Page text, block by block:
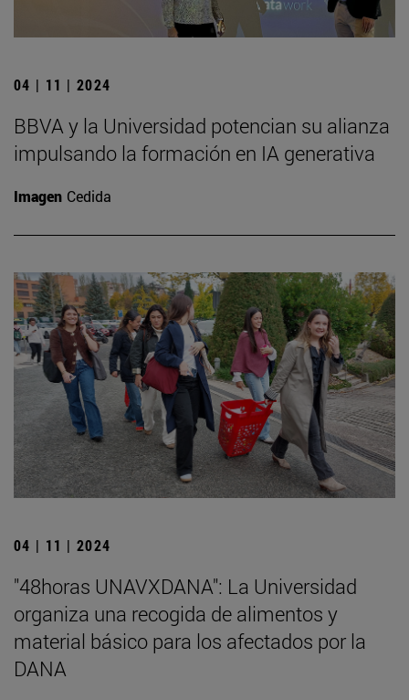
04 | 11 | 2024
BBVA y la Universidad potencian su alianza
impulsando la formación en IA generativa
Imagen Cedida
04 | 11 | 2024
"48horas UNAVXDANA": La Universidad
organiza una recogida de alimentos y
material básico para los afectados por la
DANA